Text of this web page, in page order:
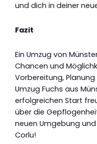
und dich in deiner
Fazit
Ein Umzug von
Chancen und
Vorbereitung,
Umzug Fuchs aus
erfolgreichen Start
über die
neuen Umgebung
Corlu!